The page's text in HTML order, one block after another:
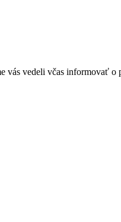
vás vedeli včas informovať o